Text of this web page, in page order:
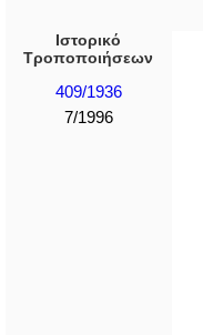
Ιστορικό
Τροποποιήσεων
409/1936
7/1996